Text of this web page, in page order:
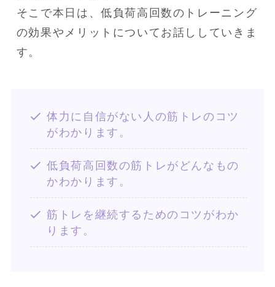
そこで本日は、低負荷高回数のトレーニング
の効果やメリットについてお話ししていきま
す。
体力に自信がない人の筋トレのコツ
がわかります。
低負荷高回数の筋トレがどんなもの
かわかります。
筋トレを継続するためのコツがわか
ります。